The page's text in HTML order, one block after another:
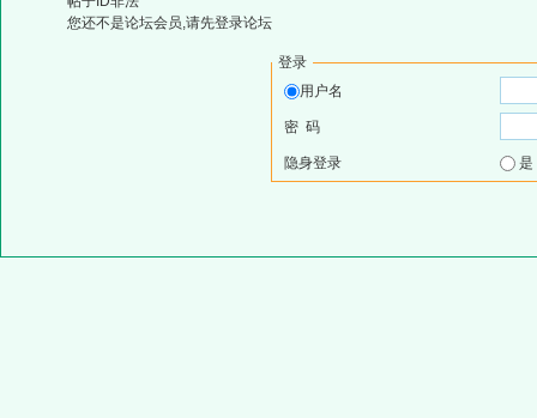
您还不是论坛会员,请先登录论坛
登录
用户名
密 码
隐身登录